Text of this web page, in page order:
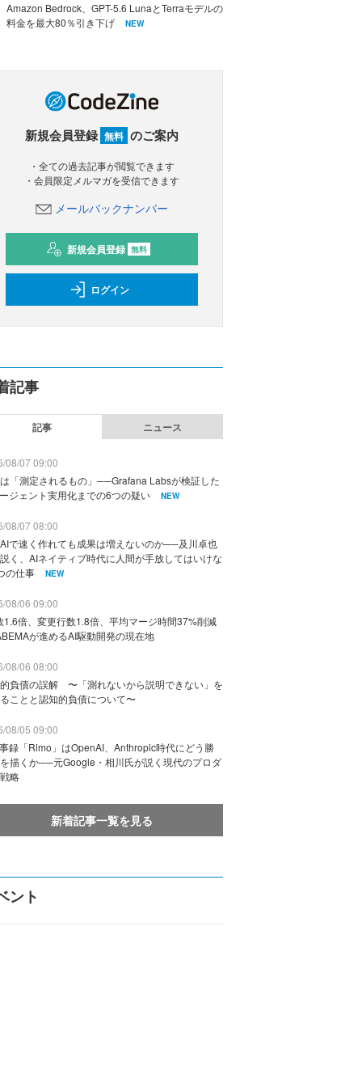
Amazon Bedrock、GPT-5.6 LunaとTerraモデルの
料金を最大80％引き下げ
NEW
新規会員登録 無料 のご案内
・全ての過去記事が閲覧できます
・会員限定メルマガを受信できます
メールバックナンバー
新規会員登録 無料
ログイン
記事
記事 ニュース
08/07 09:00
「測定されるもの」──Grafana Labsが検証した
ジェント実用化までの6つの疑い
NEW
08/07 08:00
で速く作れても成果は増えないのか──及川卓也
く、AIネイティブ時代に人間が手放してはいけな
の仕事
NEW
08/06 09:00
1.6倍、変更行数1.8倍、平均マージ時間37%削減
が進めるAI駆動開発の現在地
08/06 08:00
負債の誤解 〜「測れないから説明できない」を
ことと認知的負債について〜
08/05 09:00
録「Rimo」はOpenAI、Anthropic時代にどう勝
描くか──元Google・相川氏が説く現代のプロダ
略
新着記事一覧を見る
ント